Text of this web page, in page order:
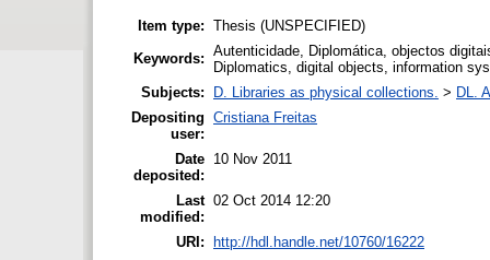
Item type: Thesis (UNSPECIFIED)
Keywords: Autenticidade, Diplomática, objectos
Diplomatics, digital objects, information
Subjects:
D. Libraries as physical collections. > DL.
Depositing
user:
Cristiana Freitas
Date
deposited:
10 Nov 2011
Last
modified:
02 Oct 2014 12:20
URI: http://hdl.handle.net/10760/16222